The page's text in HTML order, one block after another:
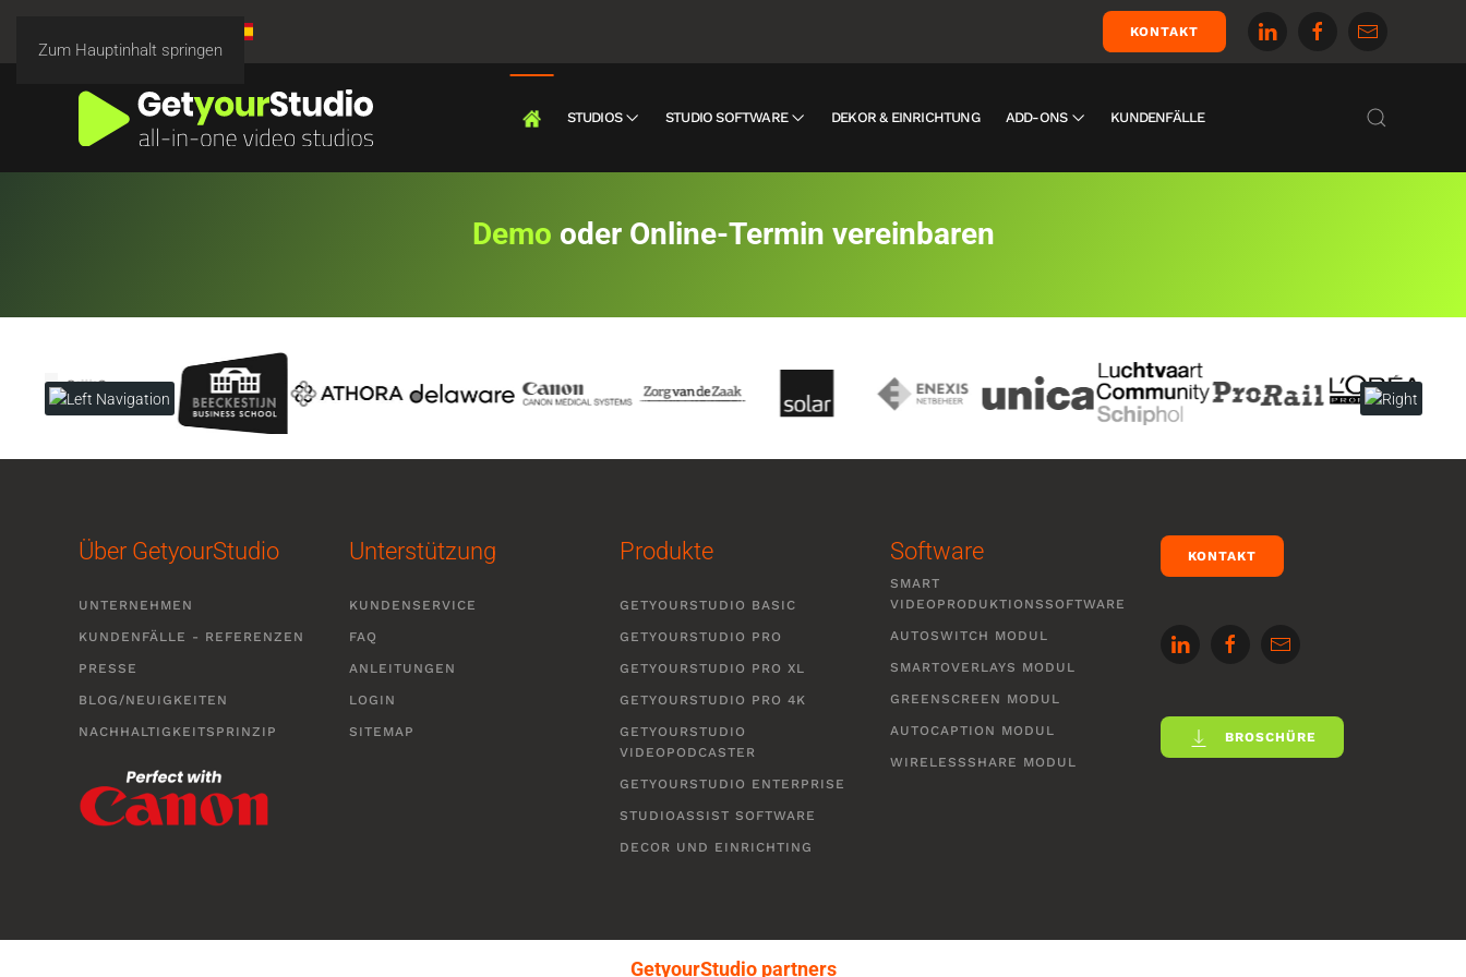
Zum Hauptinhalt springen
KONTAKT
STUDIOS STUDIO SOFTWARE DEKOR & EINRICHTUNG ADD-ONS KUNDENFÄLLE
Demo oder Online-Termin vereinbaren
Über GetyourStudio
UNTERNEHMEN
KUNDENFÄLLE - REFERENZEN
PRESSE
BLOG/NEUIGKEITEN
NACHHALTIGKEITSPRINZIP
Unterstützung
KUNDENSERVICE
FAQ
ANLEITUNGEN
LOGIN
SITEMAP
Produkte
GETYOURSTUDIO BASIC
GETYOURSTUDIO PRO
GETYOURSTUDIO PRO XL
GETYOURSTUDIO PRO 4K
GETYOURSTUDIO
VIDEOPODCASTER
GETYOURSTUDIO ENTERPRISE
STUDIOASSIST SOFTWARE
DECOR UND EINRICHTING
Software
SMART
VIDEOPRODUKTIONSSOFTWARE
AUTOSWITCH MODUL
SMARTOVERLAYS MODUL
GREENSCREEN MODUL
AUTOCAPTION MODUL
WIRELESSSHARE MODUL
KONTAKT
BROSCHÜRE
GetyourStudio partners